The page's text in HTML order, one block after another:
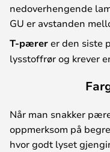
nedoverhengende
GU er avstanden
T-pærerer den siste
lysstoffrør og krever
Når man snakker
oppmerksom på
hvor godt lyset